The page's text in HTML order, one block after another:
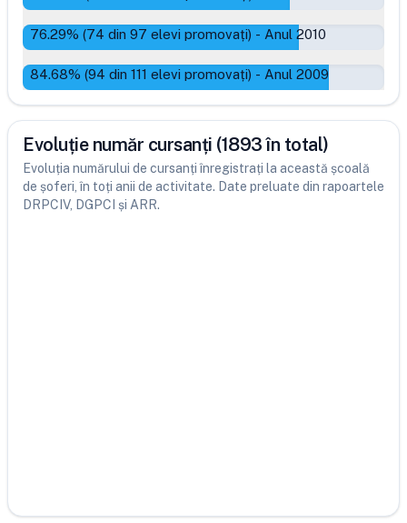
76.29% (74 din 97 elevi promovați) - Anul 2010
84.68% (94 din 111 elevi promovați) - Anul 2009
Evoluție număr cursanți (1893 în total)
Evoluția numărului de cursanți înregistrați la această școală
de șoferi, în toți anii de activitate. Date preluate din rapoartele
DRPCIV, DGPCI și ARR.